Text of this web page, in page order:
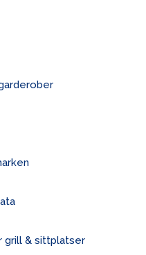
grill & sittplatser